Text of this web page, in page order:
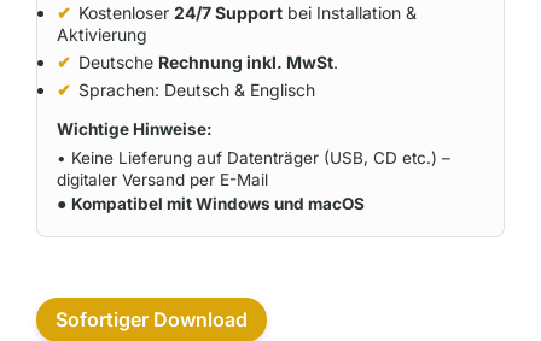
✔ Kostenloser 24/7 Support bei Installation &
Aktivierung
✔ Deutsche Rechnung inkl. MwSt.
✔ Sprachen: Deutsch & Englisch
Wichtige Hinweise:
• Keine Lieferung auf Datenträger (USB, CD etc.) –
digitaler Versand per E-Mail
● Kompatibel mit Windows und macOS
Sofortiger Download